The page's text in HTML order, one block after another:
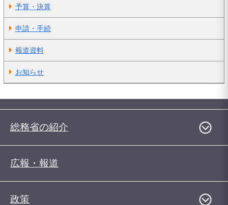
予算・決算
申請・手続
報道資料
お知らせ
総務省の紹介
広報・報道
政策